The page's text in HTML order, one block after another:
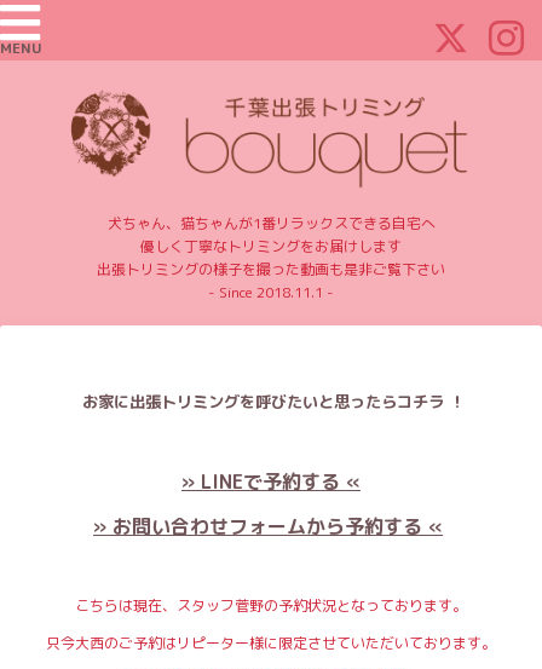
MENU
犬ちゃん、猫ちゃんが1番リラックスできる自宅へ
優しく丁寧なトリミングをお届けします
出張トリミングの様子を撮った動画も是非ご覧下さい
- Since 2018.11.1 -
お家に出張トリミングを呼びたいと思ったらコチラ ！
» LINEで予約する «
» お問い合わせフォームから予約する «
こちらは現在、スタッフ菅野の予約状況となっております。
只今大西のご予約はリピーター様に限定させていただいております。